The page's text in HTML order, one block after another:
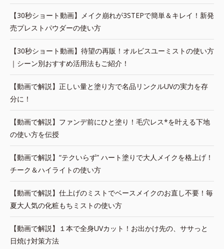
【30秒ショート動画】メイク崩れが3STEPで簡単＆キレイ！新発
売プレストパウダーの使い方
【30秒ショート動画】待望の再販！オルビスユーミストの使い方
｜シーン別おすすめ活用法もご紹介！
【動画で解説】正しい量と塗り方で名品リンクルUVの実力を存
分に！
【動画で解説】ファンデ前にひと塗り！毛穴レス*を叶える下地
の使い方を伝授
【動画で解説】“テクいらず” ハート塗りで大人メイクを格上げ！
チーク＆ハイライトの使い方
【動画で解説】仕上げのミストでベースメイクのお直し不要！毎
夏大人気の化粧もちミストの使い方
【動画で解説】１本で全身UVカット！お出かけ先の、ササっと
日焼け対策方法